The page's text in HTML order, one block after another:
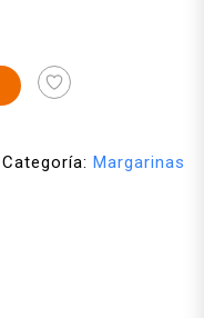
Categoría: Margarinas